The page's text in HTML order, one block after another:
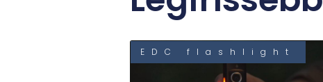
EDC flashlight